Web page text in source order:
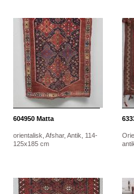
604950 Matta
orientalisk, Afshar, Antik, 114-
125x185 cm